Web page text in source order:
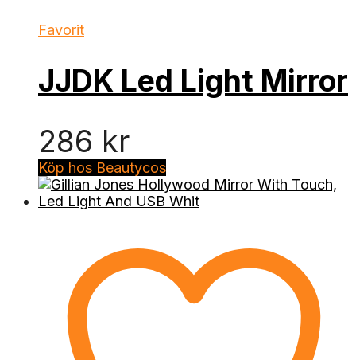
Favorit
JJDK Led Light Mirror
286 kr
Köp hos Beautycos